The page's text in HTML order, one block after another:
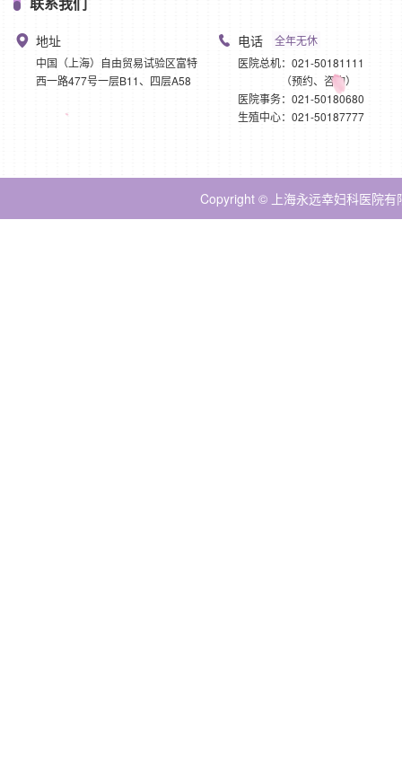
地址
中国（上海）自由贸易试验区富特
西一路477号一层B11、四层A58
电话
全年无休
医院总机：021-50181111
（预约、咨询）
医院事务：021-50180680
生殖中心：021-50187777
Copyright © 上海永远幸妇科医院